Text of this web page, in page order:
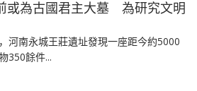
或為古國君主大墓 為研究文明
河南永城王莊遺址發現一座距今約5000
350餘件...